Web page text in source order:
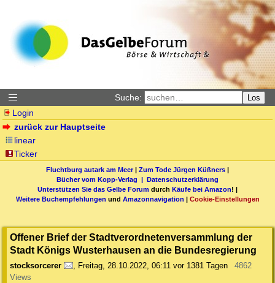
Suche: Los
Login
zurück zur Hauptseite
linear
Ticker
Fluchtburg autark am Meer| Zum Tode Jürgen Küßners |
Bücher vom Kopp-Verlag | Datenschutzerklärung
Unterstützen Sie das Gelbe Forum durch Käufe bei Amazon! |
Weitere Buchempfehlungen und Amazonnavigation | Cookie-Einstellungen
Offener Brief der Stadtverordnetenversammlung der
Stadt Königs Wusterhausen an die Bundesregierung
stocksorcerer , Freitag, 28.10.2022, 06:11 vor 1381 Tagen
4862
Views